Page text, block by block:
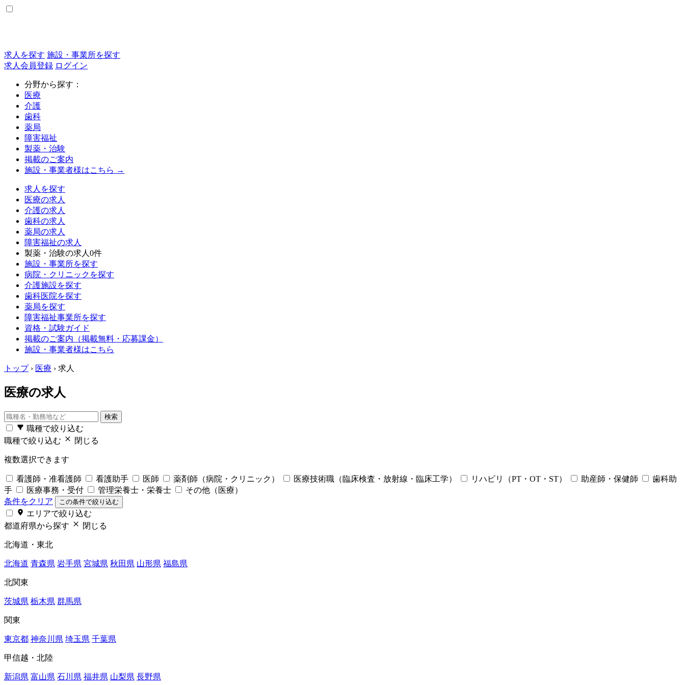
求人を探す 施設・事業所を探す
求人会員登録 ログイン
分野から探す：
医療
介護
歯科
薬局
障害福祉
製薬・治験
掲載のご案内
施設・事業者様はこちら →
求人を探す
医療の求人
介護の求人
歯科の求人
薬局の求人
障害福祉の求人
製薬・治験の求人 0件
施設・事業所を探す
病院・クリニックを探す
介護施設を探す
歯科医院を探す
薬局を探す
障害福祉事業所を探す
資格・試験ガイド
掲載のご案内（掲載無料・応募課金）
施設・事業者様はこちら
トップ› 医療 › 求人
医療の求人
検索
職種で絞り込む
職種で絞り込む
閉じる
複数選択できます
看護師・准看護師 看護助手 医師 薬剤師（病院・クリニック） 医療技術職（臨床検査・放射線・臨床工学） リハビリ（PT・OT・ST） 助産師・保健師
歯科助
手
医療事務・受付 管理栄養士・栄養士
その他（医療）
条件をクリア
この条件で絞り込む
エリアで絞り込む
都道府県から探す
閉じる
北海道・東北
北海道 青森県 岩手県 宮城県 秋田県 山形県 福島県
北関東
茨城県 栃木県 群馬県
関東
東京都 神奈川県 埼玉県 千葉県
甲信越・北陸
新潟県 富山県 石川県 福井県 山梨県 長野県